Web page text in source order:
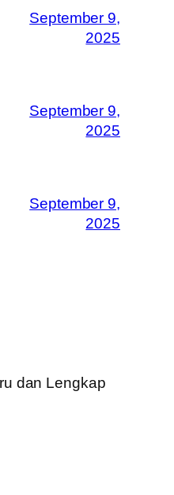
September 9,
2025
September 9,
2025
September 9,
2025
dan Lengkap